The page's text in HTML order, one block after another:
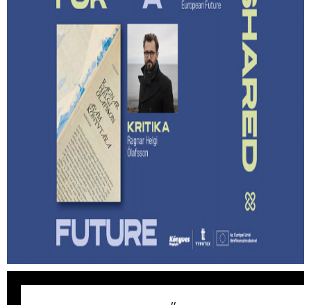
Lehet-e izgalmas egy
hagyatékfelszámolás? – Ragnar Helgi
Ólafsson: Apám könyvtára
Megmenthető-e a feledéstől mindaz, ami számunkra
értékes akkor, ha írunk róla?